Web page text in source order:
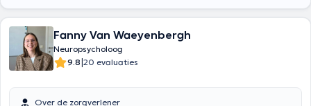
Fanny Van Waeyenbergh
Neuropsycholoog
9.8|20 evaluaties
Over de zorgverlener